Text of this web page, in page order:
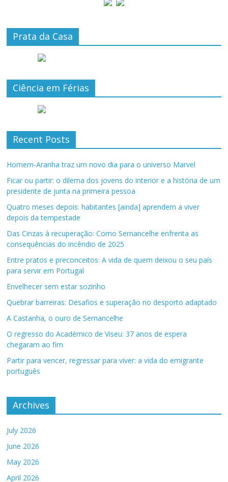
Prata da Casa
Ciência em Férias
Recent Posts
Homem-Aranha traz um novo dia para o universo Marvel
Ficar ou partir: o dilema dos jovens do interior e a história de um
presidente de junta na primeira pessoa
Quatro meses depois: habitantes [ainda] aprendem a viver
depois da tempestade
Das Cinzas à recuperação: Como Sernancelhe enfrenta as
consequências do incêndio de 2025
Entre pratos e preconceitos: A vida de quem deixou o seu país
para servir em Portugal
Envelhecer sem estar sozinho
Quebrar barreiras: Desafios e superação no desporto adaptado
A Castanha, o ouro de Sernancelhe
O regresso do Académico de Viseu: 37 anos de espera
chegaram ao fim
Partir para vencer, regressar para viver: a vida do emigrante
português
Archives
July 2026
June 2026
May 2026
April 2026